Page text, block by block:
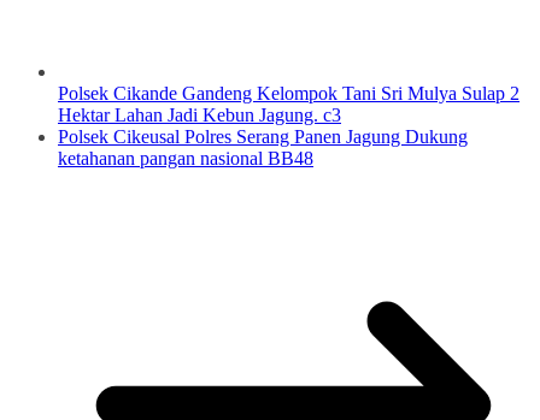
Polsek Cikande Gandeng Kelompok Tani Sri Mulya Sulap 2
Hektar Lahan Jadi Kebun Jagung. c3
Polsek Cikeusal Polres Serang Panen Jagung Dukung
ketahanan pangan nasional BB48